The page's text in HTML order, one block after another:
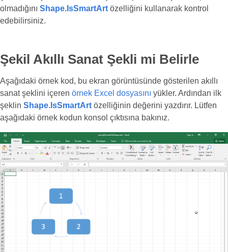
olmadığını Shape.IsSmartArt özelliğini kullanarak kontrol
edebilirsiniz.
Şekil Akıllı Sanat Şekli mi Belirle
Aşağıdaki örnek kod, bu ekran görüntüsünde gösterilen akıllı
sanat şeklini içeren örnek Excel dosyasını yükler. Ardından ilk
şeklin Shape.IsSmartArt özelliğinin değerini yazdırır. Lütfen
aşağıdaki örnek kodun konsol çıktısına bakınız.